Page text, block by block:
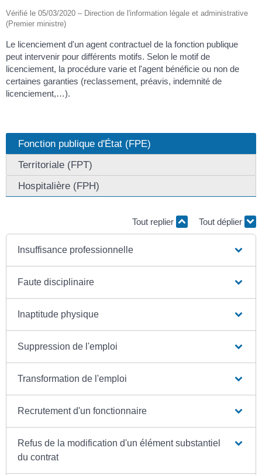
Vérifié le 05/03/2020 – Direction de l'information légale et administrative
(Premier ministre)
Le licenciement d'un agent contractuel de la fonction publique
peut intervenir pour différents motifs. Selon le motif de
licenciement, la procédure varie et l'agent bénéficie ou non de
certaines garanties (reclassement, préavis, indemnité de
licenciement,…).
Fonction publique d'État (FPE)
Territoriale (FPT)
Hospitalière (FPH)
Tout replier Tout déplier
Insuffisance professionnelle
Faute disciplinaire
Inaptitude physique
Suppression de l'emploi
Transformation de l'emploi
Recrutement d'un fonctionnaire
Refus de la modification d'un élément substantiel
du contrat